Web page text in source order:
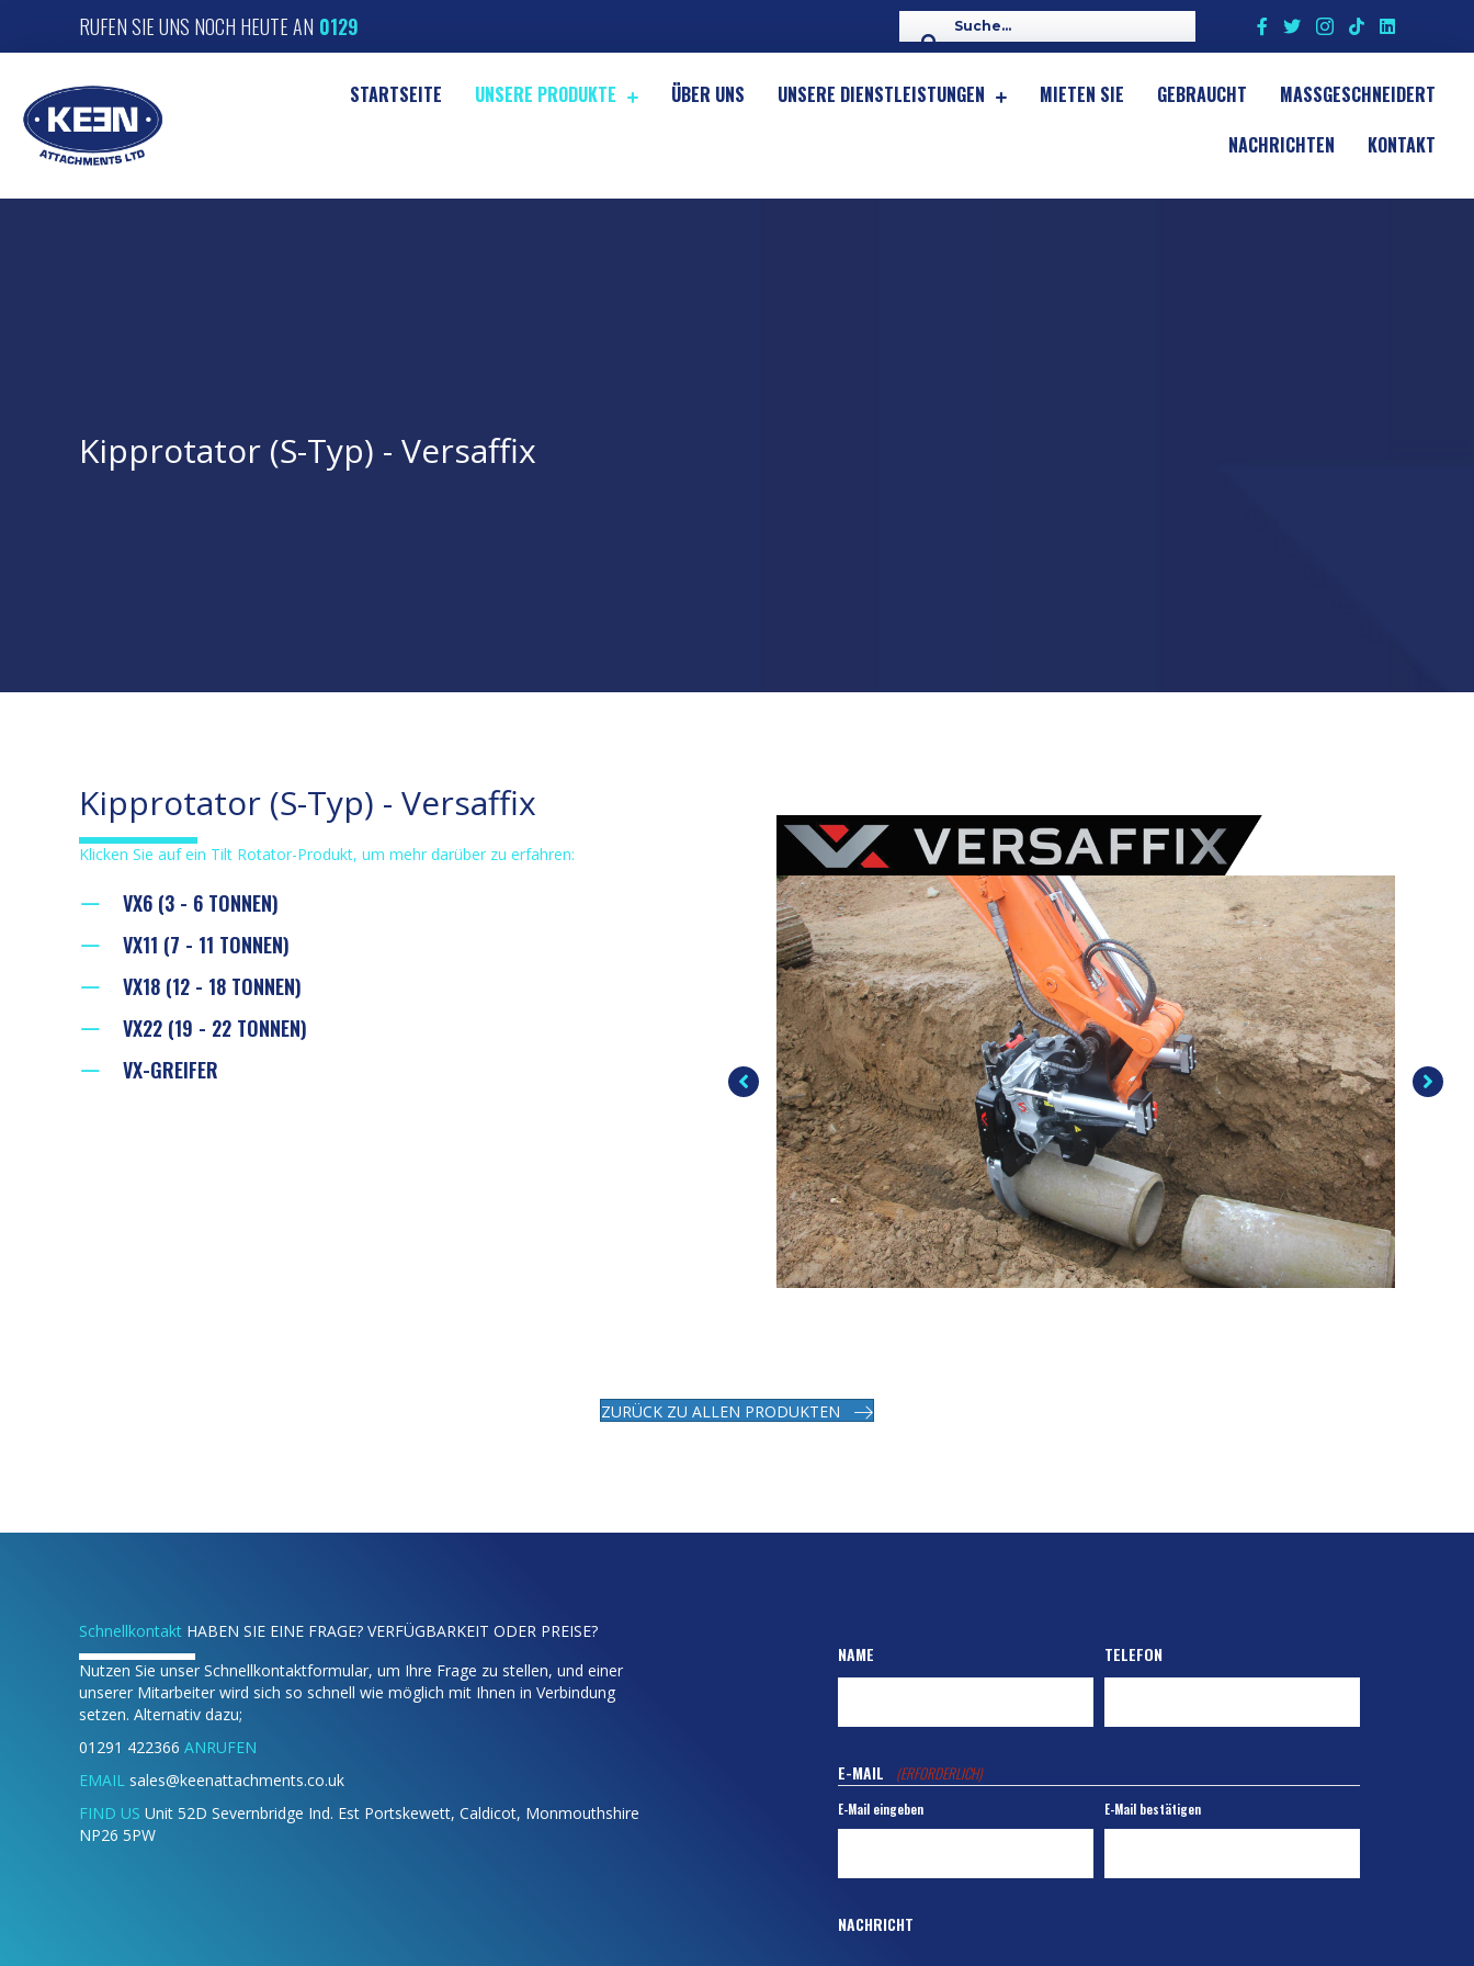
RUFEN SIE UNS NOCH HEUTE AN 01291 422366
STARTSEITE UNSERE PRODUKTE ÜBER UNS UNSERE DIENSTLEISTUNGEN MIETEN SIE GEBRAUCHT
MASSGESCHNEIDERT
NACHRICHTEN
KONTAKT
Kipprotator (S-Typ) - Versaffix
Kipprotator (S-Typ) - Versaffix
Klicken Sie auf ein Tilt Rotator-Produkt, um mehr darüber zu erfahren:
VX6 (3 - 6 TONNEN)
VX11 (7 - 11 TONNEN)
VX18 (12 - 18 TONNEN)
VX22 (19 - 22 TONNEN)
VX-GREIFER
unserer Mitarbeiter wird sich so schnell wie möglich mit Ihnen in Verbindung
setzen. Alternativ dazu;
01291 422366ANRUFEN
EMAIL sales@keenattachments.co.uk
FIND USUnit 52D Severnbridge Ind. Est Portskewett, Caldicot, Monmouthshire
NP26 5PW
E-Mail eingeben E-Mail bestätigen